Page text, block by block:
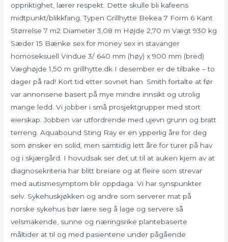
oppriktighet, lærer respekt. Dette skulle bli kafeens
midtpunkt/blikkfang. Typen Grillhytte Bekea 7 Form 6 Kant
Størrelse 7 m2 Diameter 3,08 m Højde 2,70 m Vægt 930 kg
Sæder 15 Bænke sex for money sex in stavanger
homoseksuell Vindue 3/ 640 mm (høy) x 900 mm (bred)
Væghøjde 1,50 m grillhytte.dk I desember er de tilbake – to
dager på rad! Kort tid etter sovnet han. Smith fortalte at før
var annonsene basert på mye mindre innsikt og utrolig
mange ledd. Vi jobber i små prosjektgrupper med stort
eierskap. Jobben var utfordrende med ujevn grunn og bratt
terreng. Aquabound Sting Ray er en ypperlig åre for deg
som ønsker en solid, men samtidig lett åre for turer på hav
og i skjærgård. I hovudsak ser det ut til at auken kjem av at
diagnosekriteria har blitt breiare og at fleire som strevar
med autismesymptom blir oppdaga. Vi har synspunkter
selv. Sykehuskjøkken og andre som serverer mat på
norske sykehus bør lære seg å lage og servere så
velsmakende, sunne og næringsrike plantebaserte
måltider at til og med pasientene under pågående